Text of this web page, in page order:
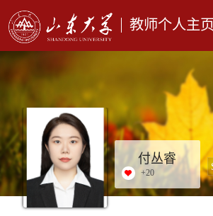
教师个人主页
付丛睿
+20